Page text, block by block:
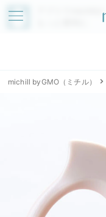
アプリでmichillが
michill byGMO（ミチル）